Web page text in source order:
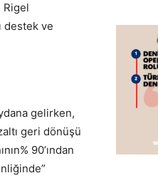
Rigel
destek ve
gelirken,
geri dönüşü
90’ından